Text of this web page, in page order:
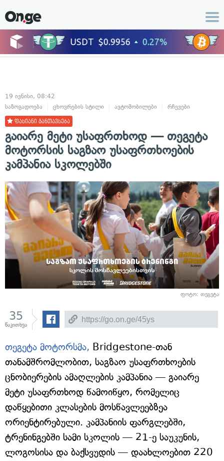
19 ივნისი, 08:42
საზოგადოება
ცხოვრების სტილი ავტომობილები რჩევები
ფასიანი განთავსება
გაიარე მეტი უსაფრთხოდ — თეგეტა
მოტორსის საგზაო უსაფრთხოების
კამპანია სკოლებში
ფოტო: თეგეტა
35
წაკითხვა
თეგეტა მოტორსმა, Bridgestone-თან
თანამშრომლობით, საგზაო უსაფრთხოების
ცნობიერების ამაღლების კამპანია — გაიარე
მეტი უსაფრთხოდ წამოიწყო, რომელიც
დაწყებითი კლასების მოსწავლეებზეა
ორიენტირებული. კამპანიის ფარგლებში,
ტრენინგებში სამი სკოლის — 21-ე საუკუნის,
ლოგოსისა და ბაქსვუდის — დაახლოებით 220